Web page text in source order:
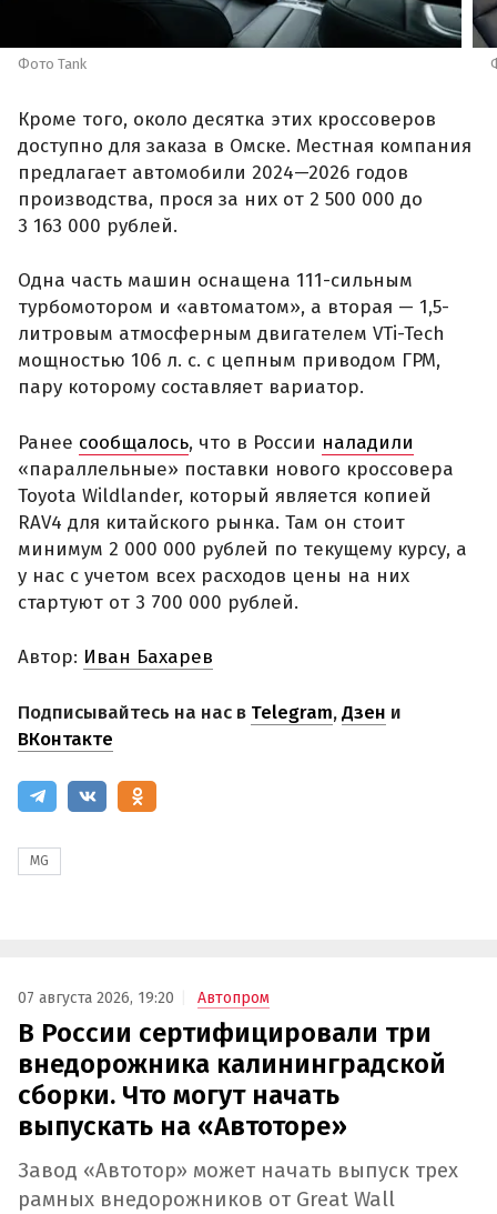
Фото Tank
Кроме того, около десятка этих кроссоверов
доступно для заказа в Омске. Местная компания
предлагает автомобили 2024—2026 годов
производства, прося за них от 2 500 000 до
3 163 000 рублей.
Одна часть машин оснащена 111-сильным
турбомотором и «автоматом», а вторая — 1,5-
литровым атмосферным двигателем VTi-Tech
мощностью 106 л. с. с цепным приводом ГРМ,
пару которому составляет вариатор.
Ранее сообщалось, что в России наладили
«параллельные» поставки нового кроссовера
Toyota Wildlander, который является копией
RAV4 для китайского рынка. Там он стоит
минимум 2 000 000 рублей по текущему курсу, а
у нас с учетом всех расходов цены на них
стартуют от 3 700 000 рублей.
Автор: Иван Бахарев
Подписывайтесь на нас в Telegram,Дзен и
ВКонтакте
MG
07 августа 2026, 19:20 Автопром
В России сертифицировали три
внедорожника калининградской
сборки. Что могут начать
выпускать на «Автоторе»
Завод «Автотор» может начать выпуск трех
рамных внедорожников от Great Wall